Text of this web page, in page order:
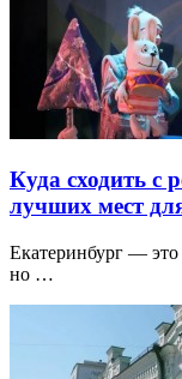
Куда сходить с
лучших мест
Екатеринбург —
но …